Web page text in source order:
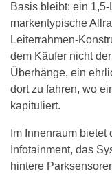
Basis bleibt: ein
markentypische
Leiterrahmen-
dem Käufer nicht
Überhänge, ein
dort zu fahren, wo
kapituliert.
Im Innenraum
Infotainment, das
hintere